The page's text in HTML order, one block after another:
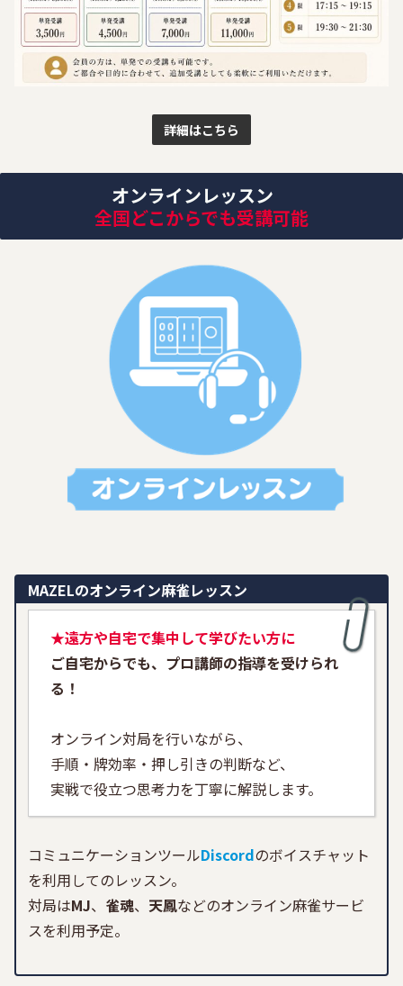
詳細はこちら
オンラインレッスン
全国どこからでも受講可能
MAZELのオンライン麻雀レッスン
★遠方や自宅で集中して学びたい方に
ご自宅からでも、プロ講師の指導を受けられ
る！
オンライン対局を行いながら、
手順・牌効率・押し引きの判断など、
実戦で役立つ思考力を丁寧に解説します。
コミュニケーションツールDiscordのボイスチャット
を利用してのレッスン。
対局はMJ、 雀魂、 天鳳などのオンライン麻雀サービ
スを利用予定。